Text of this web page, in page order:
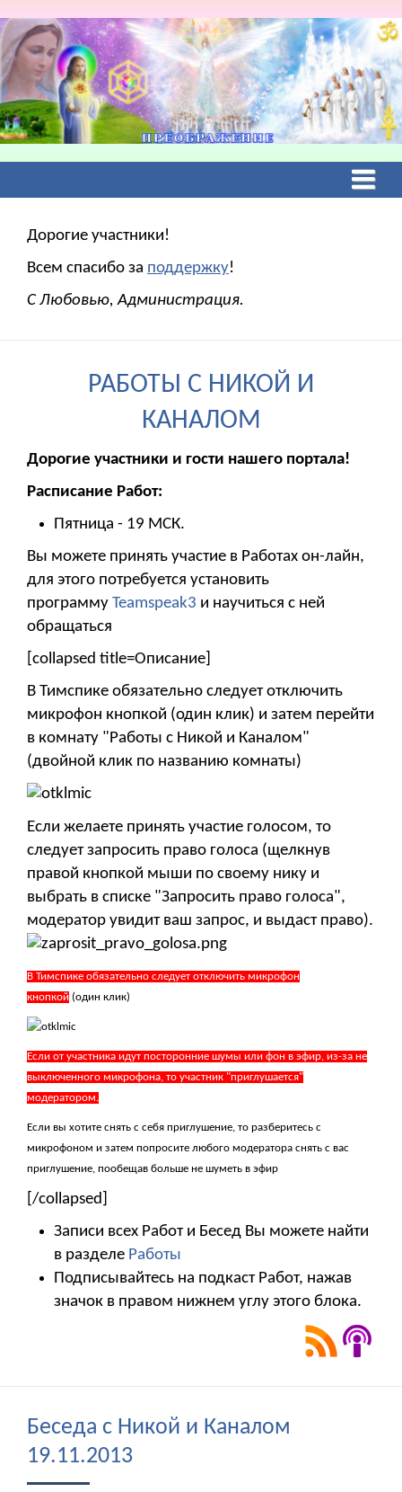
Дорогие участники!
Всем спасибо за поддержку!
С Любовью, Администрация.
РАБОТЫ С НИКОЙ И
КАНАЛОМ
Дорогие участники и гости нашего портала!
Расписание Работ:
Пятница - 19 МСК.
Вы можете принять участие в Работах он-лайн,
для этого потребуется установить
программу Teamspeak3 и научиться с ней
обращаться
[collapsed title=Описание]
В Тимспике обязательно следует отключить
микрофон кнопкой (один клик) и затем перейти
в комнату "Работы с Никой и Каналом"
(двойной клик по названию комнаты)
Если желаете принять участие голосом, то
следует запросить право голоса (щелкнув
правой кнопкой мыши по своему нику и
выбрать в списке "Запросить право голоса",
модератор увидит ваш запрос, и выдаст право).
В Тимспике обязательно следует отключить микрофон
кнопкой (один клик)
Если от участника идут посторонние шумы или фон в эфир, из-за не
выключенного микрофона, то участник "приглушается"
модератором.
Если вы хотите снять с себя приглушение, то разберитесь с
микрофоном и затем попросите любого модератора снять с вас
приглушение, пообещав больше не шуметь в эфир
[/collapsed]
Записи всех Работ и Бесед Вы можете найти
в разделе Работы
Подписывайтесь на подкаст Работ, нажав
значок в правом нижнем углу этого блока.
Беседа с Никой и Каналом
19.11.2013